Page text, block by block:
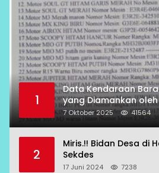
1
Data Kendaraan
yang Diamankan
7 Oktober 2025 41564
2
Miris.!! Bidan Desa di
Sekdes
17 Juni 2024 7238